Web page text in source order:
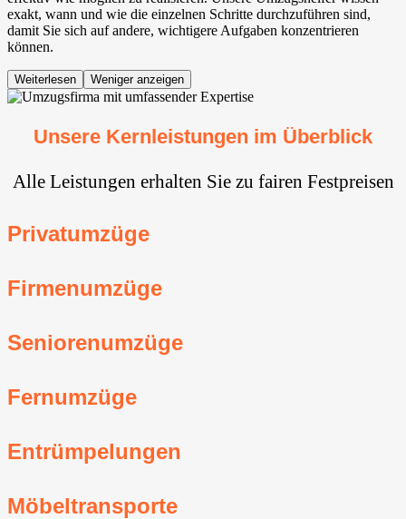
exakt, wann und wie die einzelnen Schritte durchzuführen sind,
damit Sie sich auf andere, wichtigere Aufgaben konzentrieren
können.
Weiterlesen Weniger anzeigen
Unsere Kernleistungen im Überblick
Alle Leistungen erhalten Sie zu fairen Festpreisen
Privatumzüge
Firmenumzüge
Seniorenumzüge
Fernumzüge
Entrümpelungen
Möbeltransporte